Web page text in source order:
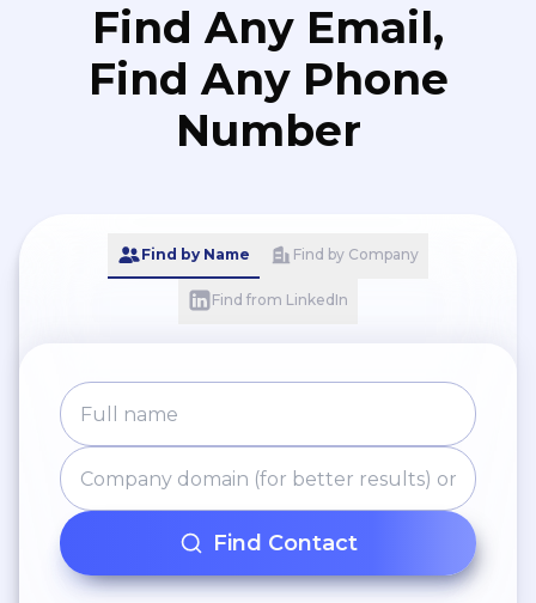
Find Any Email,
Find Any Phone
Number
Find by Name Find by Company
Find from LinkedIn
Find Contact